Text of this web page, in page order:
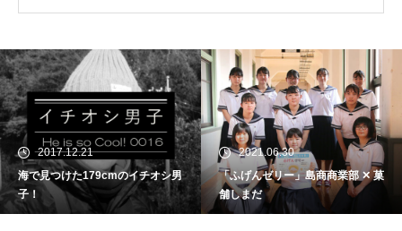
2017.12.21
海で見つけた179cmのイチオシ男
子！
2021.06.30
「ふげんゼリー」島商商業部 ✕ 菓
舗しまだ